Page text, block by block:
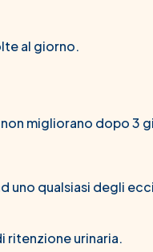
al giorno.
migliorano dopo 3
uno qualsiasi degli
ritenzione urinaria.